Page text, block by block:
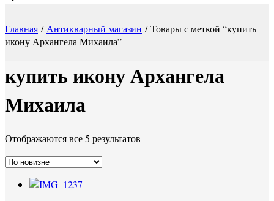
Главная / Антикварный магазин / Товары с меткой “купить
икону Архангела Михаила”
купить икону Архангела
Михаила
Отображаются все 5 результатов